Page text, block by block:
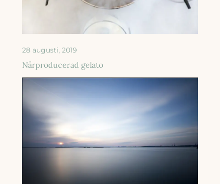
28 augusti, 2019
Närproducerad gelato